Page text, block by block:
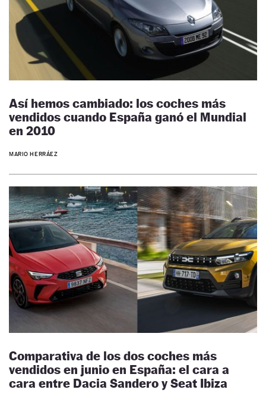
Así hemos cambiado: los coches más
vendidos cuando España ganó el Mundial
en 2010
MARIO HERRÁEZ
Comparativa de los dos coches más
vendidos en junio en España: el cara a
cara entre Dacia Sandero y Seat Ibiza